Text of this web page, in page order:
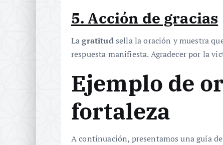
5. Acción de gracias
Lagratitudsella la oración y muestra
respuesta manifiesta. Agradecer por la
Ejemplo de
fortaleza
A continuación, presentamos una guía